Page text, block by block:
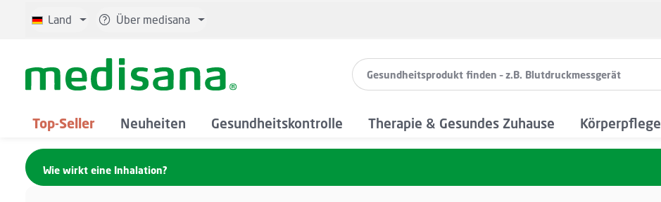
Hauptinhalt springen
Zur Suche springen
Zur Hauptnavigation springen
Land Über medisana
Top-Seller Neuheiten Gesundheitskontrolle Therapie & Gesundes Zuhause Körperpflege
Wie wirkt eine Inhalation?